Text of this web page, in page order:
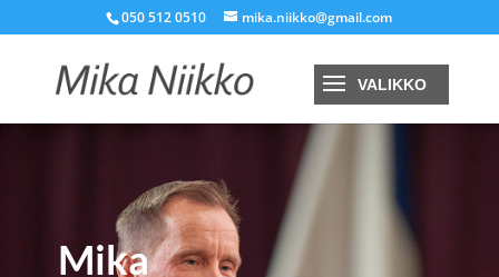
050 512 0510 mika.niikko@gmail.com
Mika